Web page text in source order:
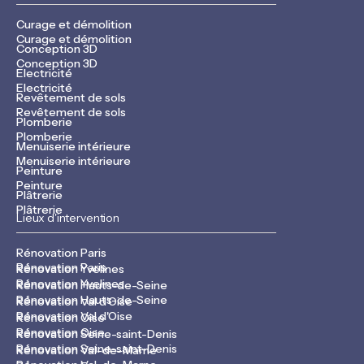
Curage et démolition
Curage et démolition
Conception 3D
Conception 3D
Electricité
Electricité
Revêtement de sols
Revêtement de sols
Plomberie
Plomberie
Menuiserie intérieure
Menuiserie intérieure
Peinture
Peinture
Plâtrerie
Plâtrerie
Lieux d'intervention
Rénovation Paris
Rénovation Paris
Rénovation Yvelines
Rénovation Yvelines
Rénovation Hauts-de-Seine
Rénovation Hauts-de-Seine
Rénovation Val d'Oise
Rénovation Val d'Oise
Rénovation Oise
Rénovation Oise
Rénovation Seine-saint-Denis
Rénovation Seine-saint-Denis
Rénovation Val-de-Marne